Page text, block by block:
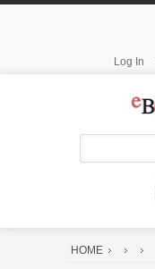
Log In
HOME